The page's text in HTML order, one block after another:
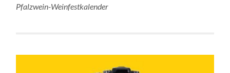
Pfalzwein-Weinfestkalender